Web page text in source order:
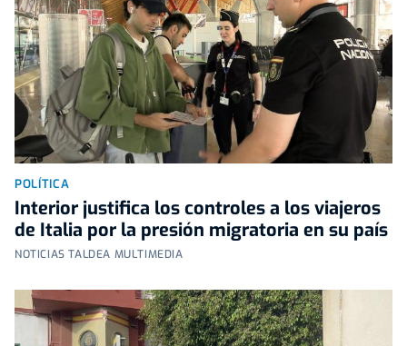
POLÍTICA
Interior justifica los controles a los viajeros
de Italia por la presión migratoria en su país
NOTICIAS TALDEA MULTIMEDIA